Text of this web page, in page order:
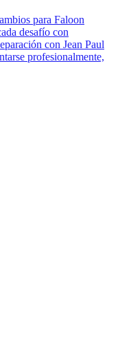
para Faloon
desafío con
con Jean Paul
profesionalmente,